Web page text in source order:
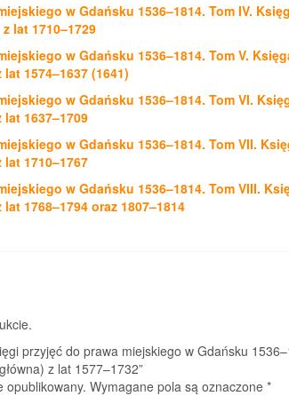
w Gdańsku 1536–1814. Tom IV.
lat 1710–1729
w Gdańsku 1536–1814. Tom V.
1574–1637 (1641)
w Gdańsku 1536–1814. Tom VI.
1637–1709
w Gdańsku 1536–1814. Tom VII.
1710–1767
w Gdańsku 1536–1814. Tom VIII.
1768–1794 oraz 1807–1814
przyjęć do prawa miejskiego w Gdańsku
z lat 1577–1732”
opublikowany. Wymagane pola są oznaczone *